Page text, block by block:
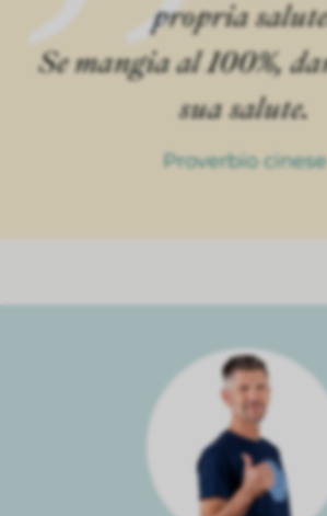
propria
Se mangia al 100%,
sua salute.
Proverbio cinese